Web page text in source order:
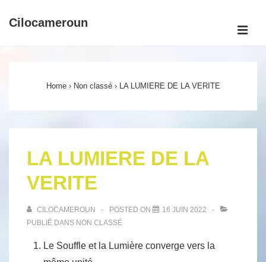
passer
Cilocameroun
Home › Non classé › LA LUMIERE DE LA VERITE
LA LUMIERE DE LA
VERITE
CILOCAMEROUN POSTED ON
16 JUIN 2022
PUBLIÉ DANS NON CLASSÉ
Le Souffle et la Lumière converge vers la